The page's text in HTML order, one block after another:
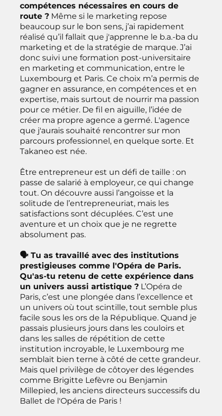
compétences nécessaires en cours de
route ? Même si le marketing repose
beaucoup sur le bon sens, j’ai rapidement
réalisé qu’il fallait que j'apprenne le b.a.-ba du
marketing et de la stratégie de marque. J’ai
donc suivi une formation post-universitaire
en marketing et communication, entre le
Luxembourg et Paris. Ce choix m’a permis de
gagner en assurance, en compétences et en
expertise, mais surtout de nourrir ma passion
pour ce métier. De fil en aiguille, l’idée de
créer ma propre agence a germé. L'agence
que j'aurais souhaité rencontrer sur mon
parcours professionnel, en quelque sorte. Et
Takaneo est née.
Être entrepreneur est un défi de taille : on
passe de salarié à employeur, ce qui change
tout. On découvre aussi l’angoisse et la
solitude de l’entrepreneuriat, mais les
satisfactions sont décuplées. C’est une
aventure et un choix que je ne regrette
absolument pas.
🗣 Tu as travaillé avec des institutions
prestigieuses comme l'Opéra de Paris.
Qu'as-tu retenu de cette expérience dans
un univers aussi artistique ? L’Opéra de
Paris, c’est une plongée dans l’excellence et
un univers où tout scintille, tout semble plus
facile sous les ors de la République. Quand je
passais plusieurs jours dans les couloirs et
dans les salles de répétition de cette
institution incroyable, le Luxembourg me
semblait bien terne à côté de cette grandeur.
Mais quel privilège de côtoyer des légendes
comme Brigitte Lefèvre ou Benjamin
Millepied, les anciens directeurs successifs du
Ballet de l'Opéra de Paris !